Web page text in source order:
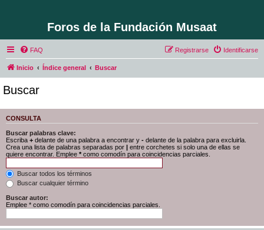
Foros de la Fundación Musaat
FAQ Identificarse
Registrarse
Inicio Índice general Buscar
Buscar
CONSULTA
Buscar palabras clave:
Escriba + delante de una palabra a encontrar y - delante de la palabra para excluirla.
Crea una lista de palabras separadas por | entre corchetes si solo una de ellas se
quiere encontrar. Emplee * como comodín para coincidencias parciales.
Buscar todos los términos
Buscar cualquier término
Buscar autor:
Emplee * como comodín para coincidencias parciales.